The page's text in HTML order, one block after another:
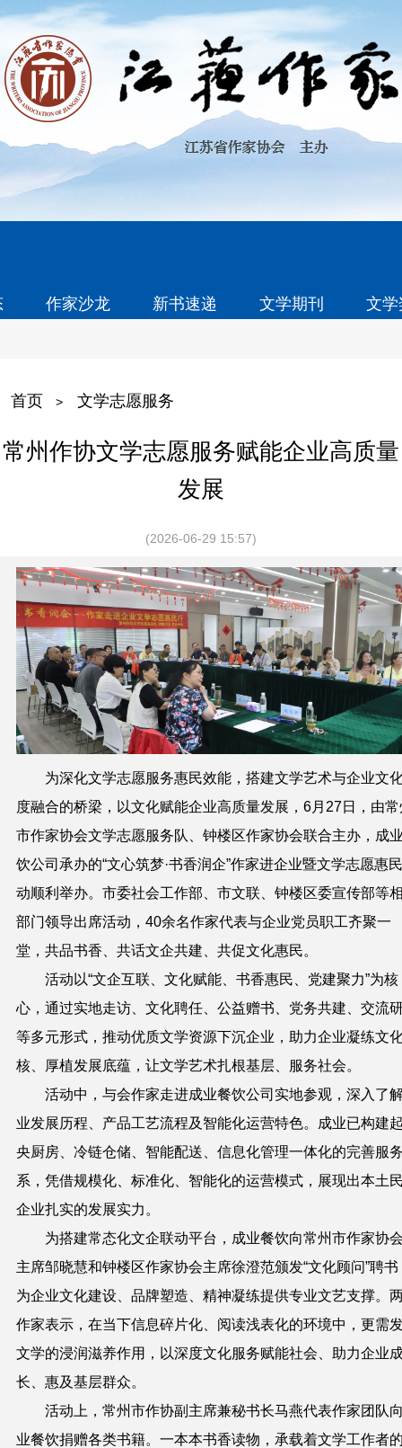
作家沙龙 新书速递 文学期刊 文
首页 > 文学志愿服务
常州作协文学志愿服务赋能企业高质量
发展
(2026-06-29 15:57)
为深化文学志愿服务惠民效能，搭建文学艺术与企业文
度融合的桥梁，以文化赋能企业高质量发展，6月27日，由常
市作家协会文学志愿服务队、钟楼区作家协会联合主办，成
饮公司承办的“文心筑梦·书香润企”作家进企业暨文学志愿惠
动顺利举办。市委社会工作部、市文联、钟楼区委宣传部等
部门领导出席活动，40余名作家代表与企业党员职工齐聚一
堂，共品书香、共话文企共建、共促文化惠民。
活动以“文企互联、文化赋能、书香惠民、党建聚力”为核
心，通过实地走访、文化聘任、公益赠书、党务共建、交流
等多元形式，推动优质文学资源下沉企业，助力企业凝练文
核、厚植发展底蕴，让文学艺术扎根基层、服务社会。
活动中，与会作家走进成业餐饮公司实地参观，深入了
业发展历程、产品工艺流程及智能化运营特色。成业已构建
央厨房、冷链仓储、智能配送、信息化管理一体化的完善服
系，凭借规模化、标准化、智能化的运营模式，展现出本土
企业扎实的发展实力。
为搭建常态化文企联动平台，成业餐饮向常州市作家协
主席邹晓慧和钟楼区作家协会主席徐澄范颁发“文化顾问”聘书
为企业文化建设、品牌塑造、精神凝练提供专业文艺支撑。
作家表示，在当下信息碎片化、阅读浅表化的环境中，更需
文学的浸润滋养作用，以深度文化服务赋能社会、助力企业
长、惠及基层群众。
活动上，常州市作协副主席兼秘书长马燕代表作家团队
业餐饮捐赠各类书籍。一本本书香读物，承载着文学工作者